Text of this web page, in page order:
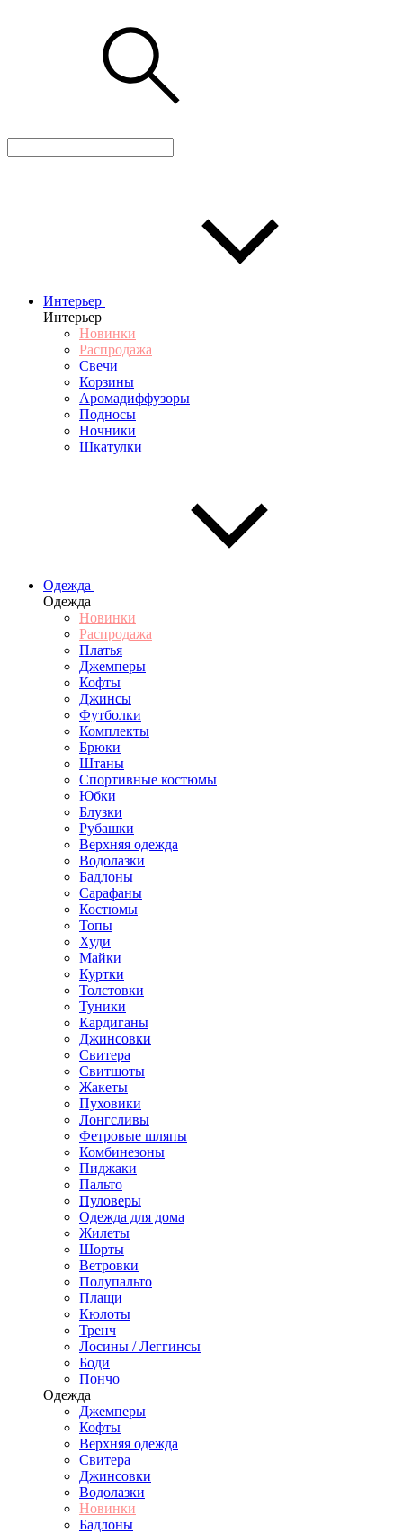
Интерьер
Интерьер
Новинки
Распродажа
Свечи
Корзины
Аромадиффузоры
Подносы
Ночники
Шкатулки
Одежда
Одежда
Новинки
Распродажа
Платья
Джемперы
Кофты
Джинсы
Футболки
Комплекты
Брюки
Штаны
Спортивные костюмы
Юбки
Блузки
Рубашки
Верхняя одежда
Водолазки
Бадлоны
Сарафаны
Костюмы
Топы
Худи
Майки
Куртки
Толстовки
Туники
Кардиганы
Джинсовки
Свитера
Свитшоты
Жакеты
Пуховики
Лонгсливы
Фетровые шляпы
Комбинезоны
Пиджаки
Пальто
Пуловеры
Одежда для дома
Жилеты
Шорты
Ветровки
Полупальто
Плащи
Кюлоты
Тренч
Лосины / Леггинсы
Боди
Пончо
Одежда
Джемперы
Кофты
Верхняя одежда
Свитера
Джинсовки
Водолазки
Новинки
Бадлоны